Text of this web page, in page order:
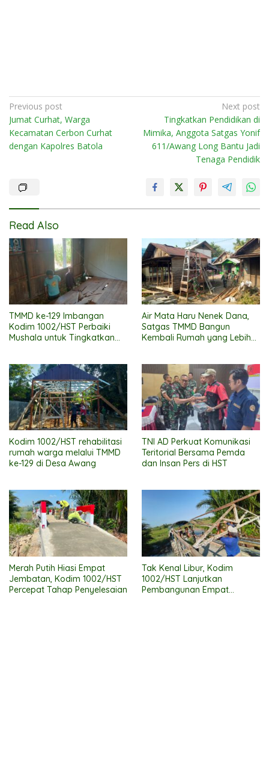
Post
navigation
Previous post
Jumat Curhat, Warga
Kecamatan Cerbon Curhat
dengan Kapolres Batola
Next post
Tingkatkan Pendidikan di
Mimika, Anggota Satgas Yonif
611/Awang Long Bantu Jadi
Tenaga Pendidik
Read Also
TMMD ke-129 Imbangan
Kodim 1002/HST Perbaiki
Mushala untuk Tingkatkan
Air Mata Haru Nenek Dana,
Satgas TMMD Bangun
Kembali Rumah yang Lebih
Kodim 1002/HST rehabilitasi
rumah warga melalui TMMD
ke-129 di Desa Awang
TNI AD Perkuat Komunikasi
Teritorial Bersama Pemda
dan Insan Pers di HST
Merah Putih Hiasi Empat
Jembatan, Kodim 1002/HST
Percepat Tahap Penyelesaian
Tak Kenal Libur, Kodim
1002/HST Lanjutkan
Pembangunan Empat